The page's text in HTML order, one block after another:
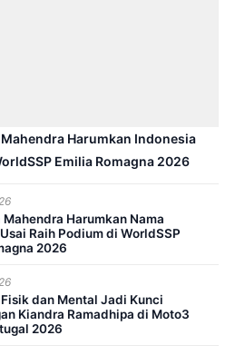
Harumkan Indonesia
Emilia Romagna 2026
Harumkan Nama
Raih Podium di WorldSSP
2026
dan Mental Jadi Kunci
Kiandra Ramadhipa di Moto3
2026